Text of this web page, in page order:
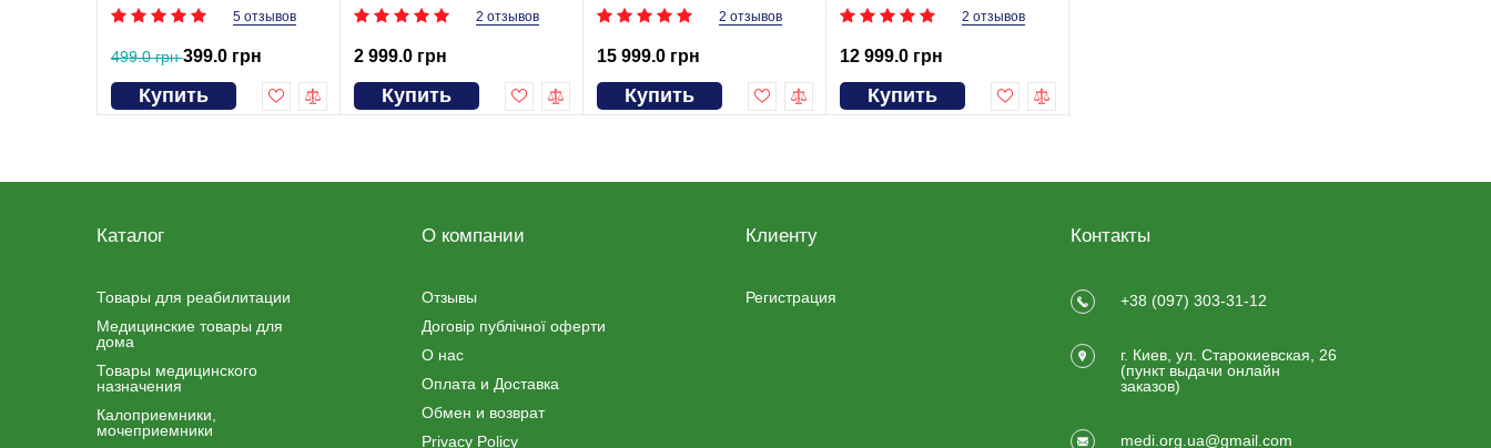
5 отзывов
499.0 грн399.0 грн
Купить
2 отзывов
2 999.0 грн
Купить
2 отзывов
15 999.0 грн
Купить
2 отзывов
12 999.0 грн
Купить
Каталог
Товары для реабилитации
Медицинские товары для
дома
Товары медицинского
назначения
Калоприемники,
мочеприемники
О компании
Отзывы
Договір публічної оферти
О нас
Оплата и Доставка
Обмен и возврат
Privacy Policy
Клиенту
Регистрация
Контакты
+38 (097) 303-31-12
г. Киев, ул. Старокиевская, 26
(пункт выдачи онлайн
заказов)
medi.org.ua@gmail.com